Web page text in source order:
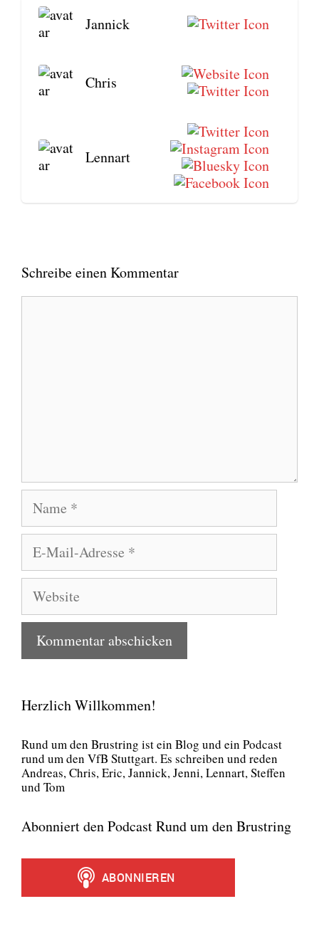
Jan­nick
Chris
Lenn­art
Schreibe einen Kommentar
Kommentar
Name
E-
Mail-
Adresse
Website
Herzlich Willkommen!
Rund um den Brust­ring ist ein Blog und ein Pod­cast
rund um den VfB Stutt­gart. Es schrei­ben und reden
Andre­as, Chris, Eric, Jan­nick, Jen­ni, Lenn­art, Stef­fen
und Tom
Abonniert den Podcast Rund um den Brustring